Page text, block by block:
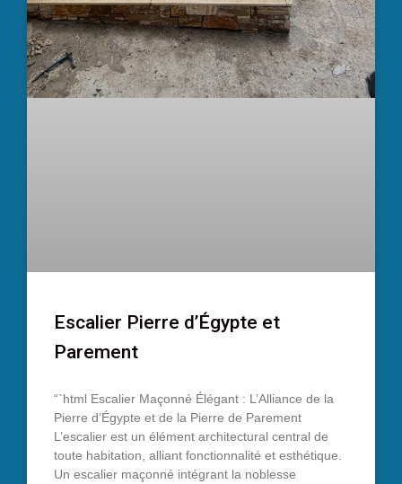
Escalier Pierre d’Égypte et
Parement
“`html Escalier Maçonné Élégant : L’Alliance de la
Pierre d’Égypte et de la Pierre de Parement
L’escalier est un élément architectural central de
toute habitation, alliant fonctionnalité et esthétique.
Un escalier maçonné intégrant la noblesse